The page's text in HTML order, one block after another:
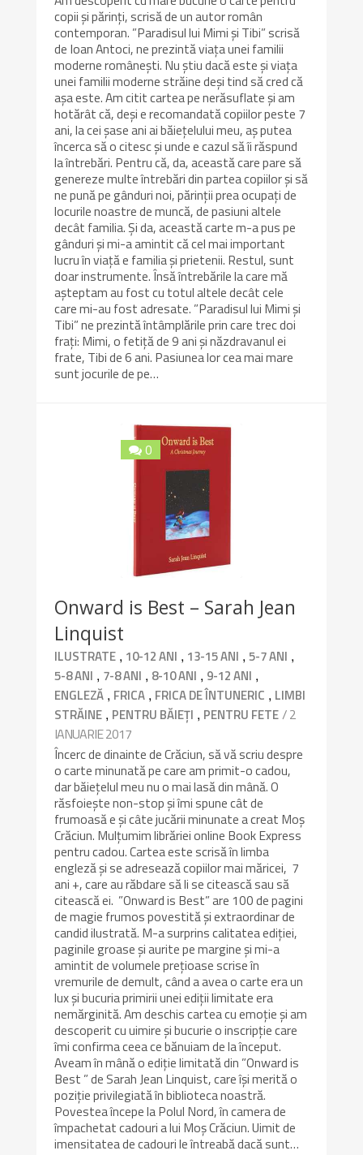
copii și părinți, scrisă de un autor român
contemporan. ”Paradisul lui Mimi și Tibi” scrisă
de Ioan Antoci, ne prezintă viața unei familii
moderne românești. Nu știu dacă este și viața
unei familii moderne străine deși tind să cred că
așa este. Am citit cartea pe nerăsuflate și am
hotărât că, deși e recomandată copiilor peste 7
ani, la cei șase ani ai băiețelului meu, aș putea
încerca să o citesc și unde e cazul să îi răspund
la întrebări. Pentru că, da, această care pare să
genereze multe întrebări din partea copiilor și să
ne pună pe gânduri noi, părinții prea ocupați de
locurile noastre de muncă, de pasiuni altele
decât familia. Și da, această carte m-a pus pe
gânduri și mi-a amintit că cel mai important
lucru în viață e familia și prietenii. Restul, sunt
doar instrumente. Însă întrebările la care mă
așteptam au fost cu totul altele decât cele
care mi-au fost adresate. ”Paradisul lui Mimi și
Tibi” ne prezintă întâmplările prin care trec doi
frați: Mimi, o fetiță de 9 ani și năzdravanul ei
frate, Tibi de 6 ani. Pasiunea lor cea mai mare
sunt jocurile de pe…
0
Onward is Best – Sarah Jean
Linquist
ILUSTRATE , 10-12 ANI , 13-15 ANI ,5-7 ANI ,
5-8 ANI , 7-8 ANI , 8-10 ANI , 9-12 ANI ,
ENGLEZĂ , FRICA , FRICA DE ÎNTUNERIC , LIMBI
STRĂINE , PENTRU BĂIEȚI , PENTRU FETE/ 2
IANUARIE 2017
Încerc de dinainte de Crăciun, să vă scriu despre
o carte minunată pe care am primit-o cadou,
dar băiețelul meu nu o mai lasă din mână. O
răsfoiește non-stop și îmi spune cât de
frumoasă e și câte jucării minunate a creat Moș
Crăciun. Mulțumim librăriei online Book Express
pentru cadou. Cartea este scrisă în limba
engleză și se adresează copiilor mai măricei, 7
ani +, care au răbdare să li se citească sau să
citească ei. ”Onward is Best” are 100 de pagini
de magie frumos povestită și extraordinar de
candid ilustrată. M-a surprins calitatea ediției,
paginile groase și aurite pe margine și mi-a
amintit de volumele prețioase scrise în
vremurile de demult, când a avea o carte era un
lux și bucuria primirii unei ediții limitate era
nemărginită. Am deschis cartea cu emoție și am
descoperit cu uimire și bucurie o inscripție care
îmi confirma ceea ce bănuiam de la început.
Aveam în mână o ediție limitată din ”Onward is
Best ” de Sarah Jean Linquist, care își merită o
poziție privilegiată în biblioteca noastră.
Povestea începe la Polul Nord, în camera de
împachetat cadouri a lui Moș Crăciun. Uimit de
imensitatea de cadouri le întreabă dacă sunt…